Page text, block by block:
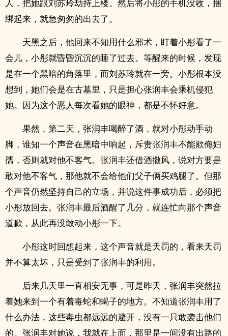
人，把她跟刘苏玲劫持上楼。然后将小彤的手机没收，捆
绑起来，就急匆匆的出去了。
天黑之后，他回来不知用什么邪术，盯着小彤看了一
会儿，小彤就昏昏沉沉的睡了过去。等醒来的时候，发现
是在一个黑暗的角落里，而刘苏玲就在一旁。小彤根本没
想到，她们会是在古墓里，只是担心张润丰会乘机侵犯
她。因为这个恶人每次看她的眼神，都是不怀好意。
果然，第二天，张润丰喝醉了酒，就对小彤动手动
脚，谁知一个声音在黑暗中响起，斥责张润丰不能欺侮妇
孺，否则就对他不客气。张润丰还借酒撒风，说对方要是
敢对他不客气，那他就不会给他们父子俩买鸡腿了。但那
个声音仍然坚持自己的立场，并说这件事成功后，必须把
小彤放回去。张润丰最后酒醒了几分，就连忙向那个声音
道歉，从此再没敢动小彤一下。
小彤这时回想起来，这个声音就是天罚的，看来天罚
并不算太坏，只是受到了张润丰的利用。
后来几天里一直相安无事，可是昨天，张润丰突然拉
着她来到一个有着毒蛇和蝎子的地方。不知道张润丰用了
什么办法，这些毒虫都远远的避开，没有一只敢袭击他们
的。张润丰对她说，我就在上面，那里是一间没有出路的